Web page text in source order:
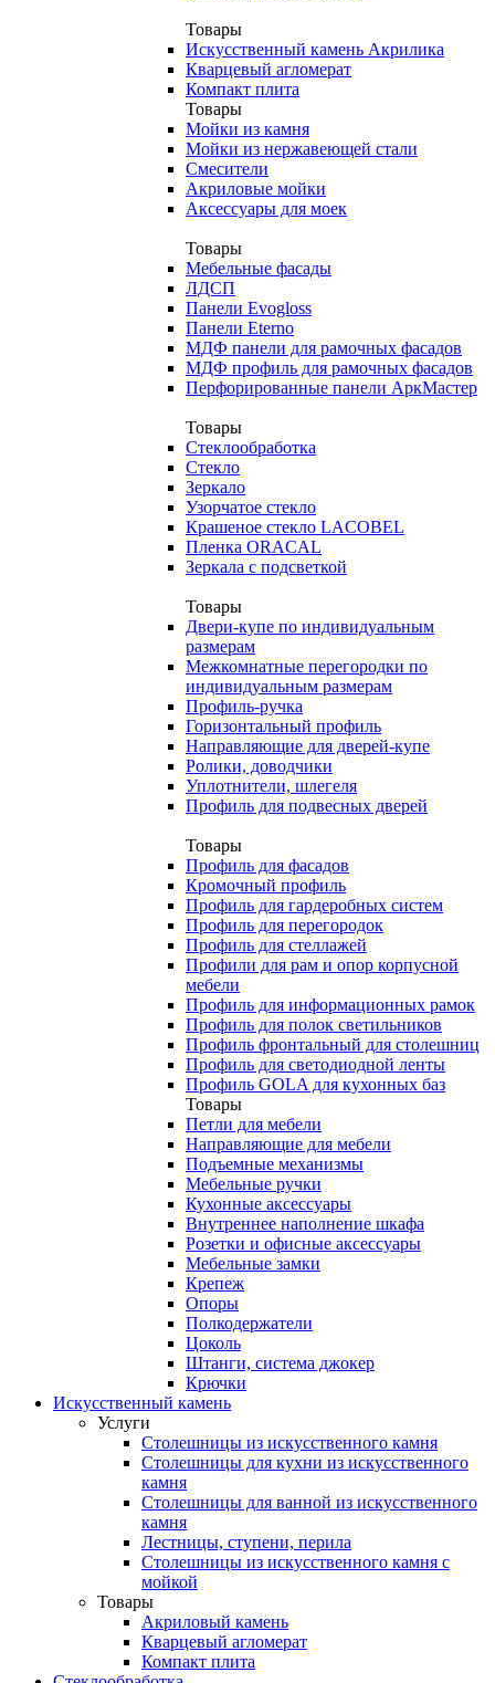
Товары
Искусственный камень Акрилика
Кварцевый агломерат
Компакт плита
Товары
Мойки из камня
Мойки из нержавеющей стали
Смесители
Акриловые мойки
Аксессуары для моек
Товары
Мебельные фасады
ЛДСП
Панели Evogloss
Панели Eterno
МДФ панели для рамочных фасадов
МДФ профиль для рамочных фасадов
Перфорированные панели АркМастер
Товары
Стеклообработка
Стекло
Зеркало
Узорчатое стекло
Крашеное стекло LACOBEL
Пленка ORACAL
Зеркала с подсветкой
Товары
Двери-купе по индивидуальным
размерам
Межкомнатные перегородки по
индивидуальным размерам
Профиль-ручка
Горизонтальный профиль
Направляющие для дверей-купе
Ролики, доводчики
Уплотнители, шлегеля
Профиль для подвесных дверей
Товары
Профиль для фасадов
Кромочный профиль
Профиль для гардеробных систем
Профиль для перегородок
Профиль для стеллажей
Профили для рам и опор корпусной
мебели
Профиль для информационных рамок
Профиль для полок светильников
Профиль фронтальный для столешниц
Профиль для светодиодной ленты
Профиль GOLA для кухонных баз
Товары
Петли для мебели
Направляющие для мебели
Подъемные механизмы
Мебельные ручки
Кухонные аксессуары
Внутреннее наполнение шкафа
Розетки и офисные аксессуары
Мебельные замки
Крепеж
Опоры
Полкодержатели
Цоколь
Штанги, система джокер
Крючки
Искусственный камень
Услуги
Столешницы из искусственного камня
Столешницы для кухни из искусственного
камня
Столешницы для ванной из искусственного
камня
Лестницы, ступени, перила
Столешницы из искусственного камня с
мойкой
Товары
Акриловый камень
Кварцевый агломерат
Компакт плита